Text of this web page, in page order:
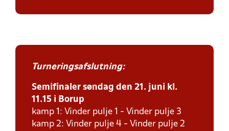
Turneringsafslutning:
Semifinaler søndag den 21. juni kl.
11.15 i Borup
kamp 1: Vinder pulje 1 - Vinder pulje 3
kamp 2: Vinder pulje 4 - Vinder pulje 2